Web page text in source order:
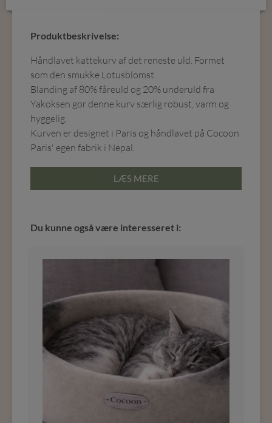
Produktbeskrivelse:
Håndlavet kattekurv af det reneste uld. Formet
som den smukke Lotusblomst.
Blanding af 80% fåreuld og 20% underuld fra
Yakoksen gør denne kurv særlig robust, varm og
hyggelig.
Kurven er designet i Paris og håndlavet på Cocoon
Paris' egen fabrik i Nepal.
LÆS MERE
Du kunne også være interesseret i: